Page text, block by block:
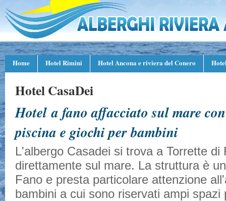
Home Hotel Rimini Hotel Ancona e riviera del Conero
Hotel CasaDei
Hotel a fano affacciato sul mare con
piscina e giochi per bambini
L'albergo Casadei si trova a Torrette di
direttamente sul mare. La struttura è
Fano e presta particolare attenzione
bambini a cui sono riservati ampi spazi